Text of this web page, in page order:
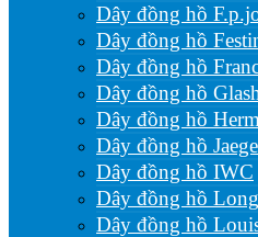
Dây đồng hồ
Dây đồng hồ
Dây đồng hồ
Dây đồng hồ
Dây đồng hồ
Dây đồng hồ
Dây đồng hồ IWC
Dây đồng hồ
Dây đồng hồ